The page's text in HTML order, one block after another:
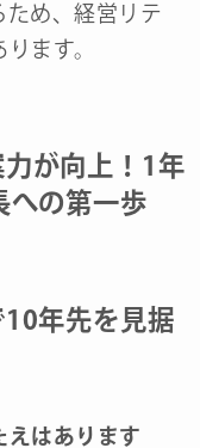
ため、経営リテ
ます。
が向上！1年
への第一歩
10年先を見据
えはあります